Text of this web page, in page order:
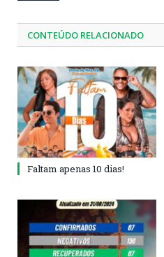
CONTEÚDO RELACIONADO
Faltam apenas 10 dias!